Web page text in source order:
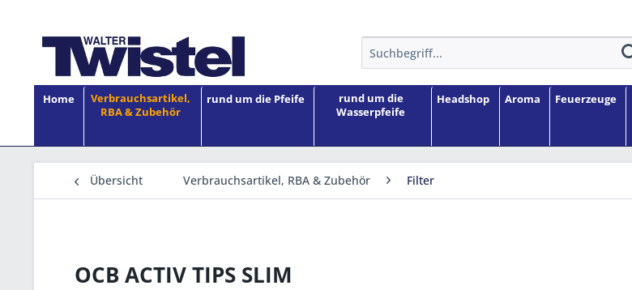
Home
Verbrauchsartikel,
RBA & Zubehör
rund um die Pfeife
rund um die
Wasserpfeife
Headshop Aroma Feuerzeuge
Übersicht Verbrauchsartikel, RBA & Zubehör Filter
OCB ACTIV TIPS SLIM